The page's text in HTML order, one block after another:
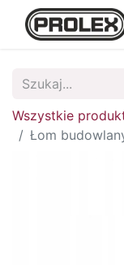
Wszystkie
Łom